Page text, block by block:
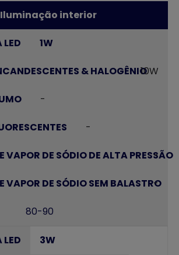
Iluminação interior
1W
10W
-
-
-
-
80-90
3W